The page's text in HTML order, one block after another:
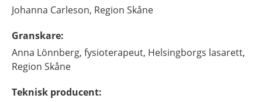
Johanna Carleson, Region Skåne
Granskare:
Anna Lönnberg, fysioterapeut, Helsingborgs lasarett,
Region Skåne
Teknisk producent: